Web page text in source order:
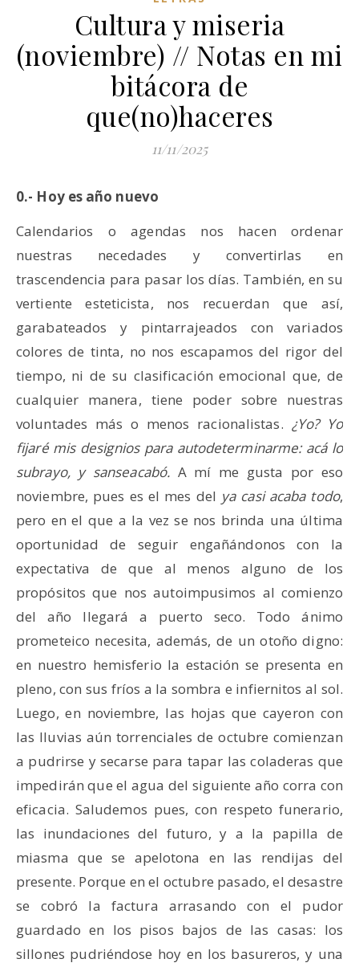
Cultura y miseria
(noviembre) // Notas en mi
bitácora de
que(no)haceres
11/11/2025
0.- Hoy es año nuevo
Calendarios o agendas nos hacen ordenar
nuestras necedades y convertirlas en
trascendencia para pasar los días. También, en su
vertiente esteticista, nos recuerdan que así,
garabateados y pintarrajeados con variados
colores de tinta, no nos escapamos del rigor del
tiempo, ni de su clasificación emocional que, de
cualquier manera, tiene poder sobre nuestras
voluntades más o menos racionalistas. ¿Yo? Yo
fijaré mis designios para autodeterminarme: acá lo
subrayo, y sanseacabó. A mí me gusta por eso
noviembre, pues es el mes del ya casi acaba todo,
pero en el que a la vez se nos brinda una última
oportunidad de seguir engañándonos con la
expectativa de que al menos alguno de los
propósitos que nos autoimpusimos al comienzo
del año llegará a puerto seco. Todo ánimo
prometeico necesita, además, de un otoño digno:
en nuestro hemisferio la estación se presenta en
pleno, con sus fríos a la sombra e infiernitos al sol.
Luego, en noviembre, las hojas que cayeron con
las lluvias aún torrenciales de octubre comienzan
a pudrirse y secarse para tapar las coladeras que
impedirán que el agua del siguiente año corra con
eficacia. Saludemos pues, con respeto funerario,
las inundaciones del futuro, y a la papilla de
miasma que se apelotona en las rendijas del
presente. Porque en el octubre pasado, el desastre
se cobró la factura arrasando con el pudor
guardado en los pisos bajos de las casas: los
sillones pudriéndose hoy en los basureros, y una